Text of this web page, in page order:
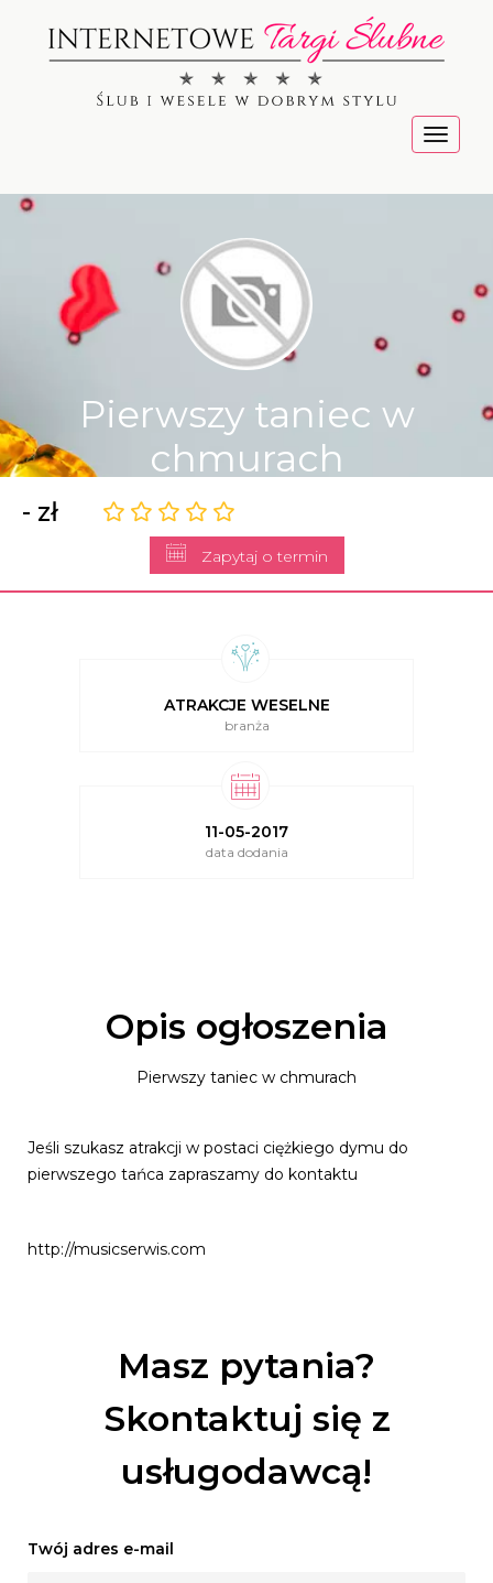
Menu
Pierwszy taniec w
chmurach
- zł
Zapytaj o termin
ATRAKCJE WESELNE
branża
11-05-2017
data dodania
Opis ogłoszenia
Pierwszy taniec w chmurach
Jeśli szukasz atrakcji w postaci ciężkiego dymu do
pierwszego tańca zapraszamy do kontaktu
http://musicserwis.com
Masz pytania?
Skontaktuj się z
usługodawcą!
Twój adres e-mail